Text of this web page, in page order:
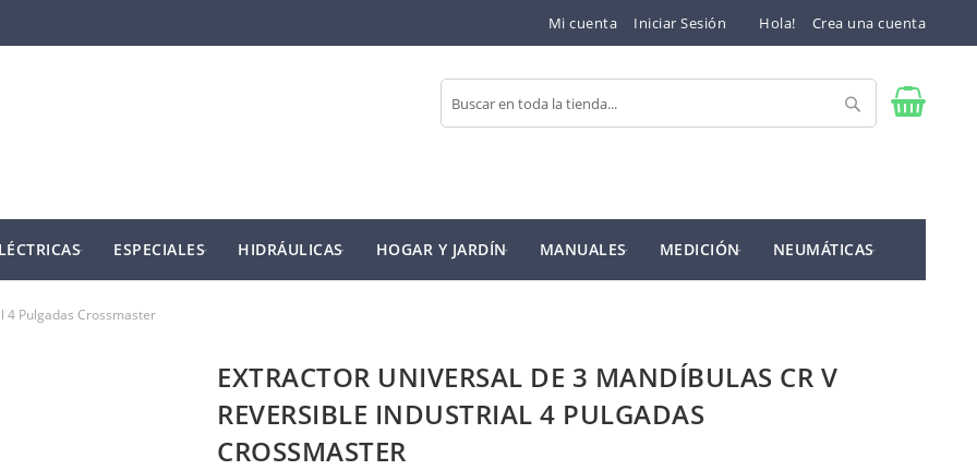
Mi cuenta Iniciar Sesión Hola! Crea una cuenta
Buscar
Buscar
ESPECIALES HIDRÁULICAS HOGAR Y JARDÍN MANUALES MEDICIÓN NEUMÁTICAS
4 Pulgadas Crossmaster
EXTRACTOR UNIVERSAL DE 3 MANDÍBULAS CR V
REVERSIBLE INDUSTRIAL 4 PULGADAS
CROSSMASTER